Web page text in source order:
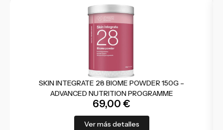
SKIN INTEGRATE 28 BIOME POWDER 150G –
ADVANCED NUTRITION PROGRAMME
69,00 €
Ver más detalles